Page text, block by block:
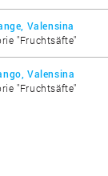
Valensina
"Fruchtsäfte"
Valensina
"Fruchtsäfte"